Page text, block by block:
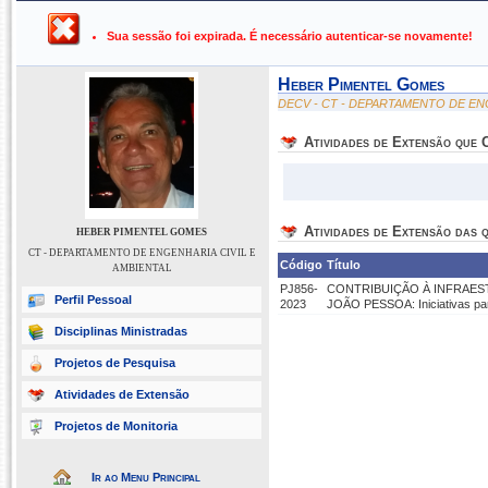
UFPB ›
Sua sessão foi expirada. É necessário autenticar-se novamente!
HEBER PIMENTEL GOMES
CT - DEPARTAMENTO DE ENGENHARIA CIVIL E
AMBIENTAL
Perfil Pessoal
Disciplinas Ministradas
Projetos de Pesquisa
Atividades de Extensão
Projetos de Monitoria
Ir ao Menu Principal
Heber Pimentel Gomes
DECV - CT - DEPARTAMENTO DE
Atividades de Extensão que
Atividades de Extensão das
Código Título
PJ856-
2023
CONTRIBUIÇÃO À
JOÃO PESSOA: Iniciativas